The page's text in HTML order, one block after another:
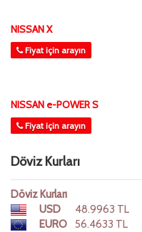
NISSAN X
Fiyat için arayın
NISSAN e-POWER S
Fiyat için arayın
Döviz Kurları
Döviz Kurları
USD
48.9963 TL
EURO
56.4633 TL